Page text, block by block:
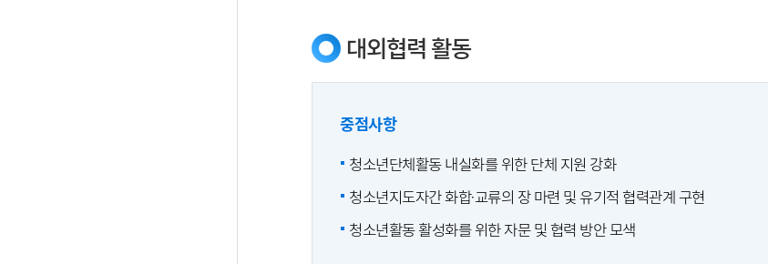
대외협력 활동
중점사항
청소년단체활동 내실화를 위한 단체 지원 강화
청소년지도자간 화합·교류의 장 마련 및 유기적 협력관계 구현
청소년활동 활성화를 위한 자문 및 협력 방안 모색